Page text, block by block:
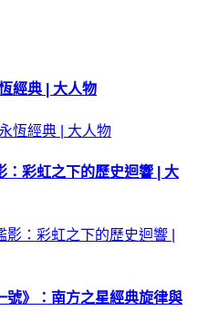
經典 | 大人物
：彩虹之下的歷史迴響 | 大
號》：南方之星經典旋律與